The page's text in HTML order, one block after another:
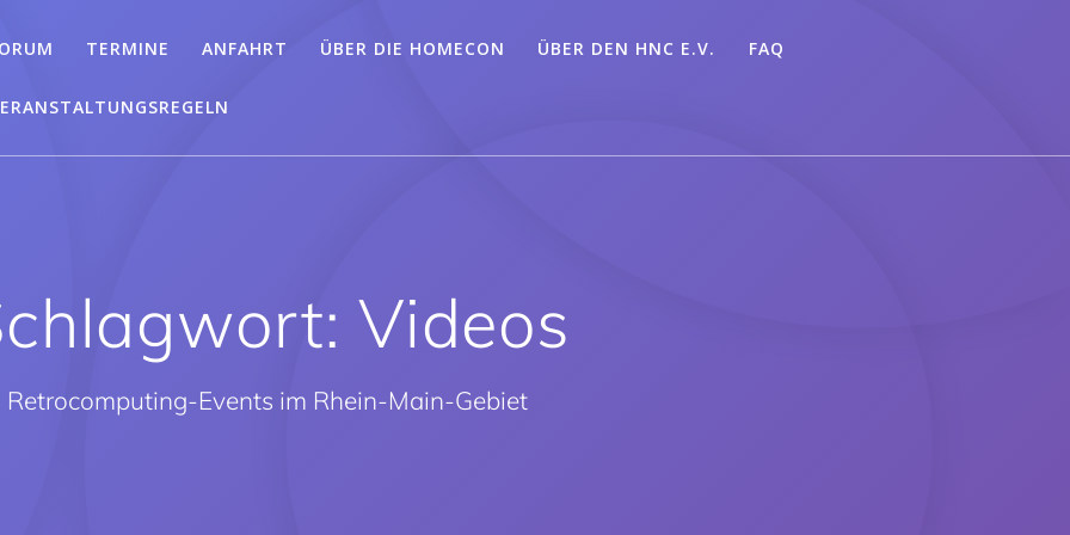
TERMINE ANFAHRT ÜBER DIE HOMECON ÜBER DEN HNC E.V. FAQ
Videos
Retrocomputing-Events im Rhein-Main-Gebiet